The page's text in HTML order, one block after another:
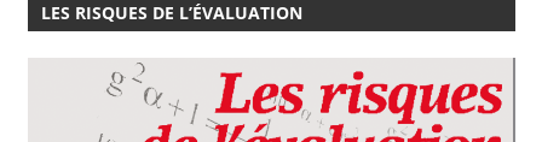
LES RISQUES DE L’ÉVALUATION